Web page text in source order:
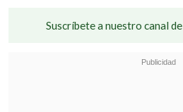
Suscríbete a nuestro canal de